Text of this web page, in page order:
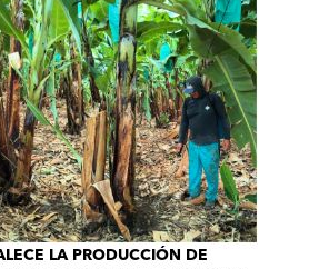
LA PRODUCCIÓN DE